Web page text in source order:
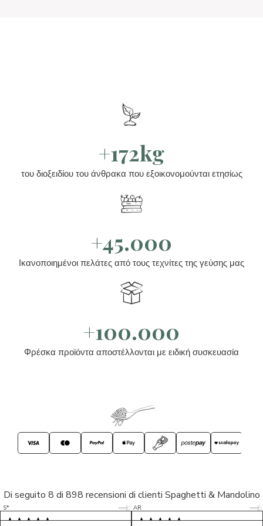
+172kg
του διοξειδίου του άνθρακα που εξοικονομούνται ετησίως
+45.000
Ικανοποιημένοι πελάτες από τους τεχνίτες της γεύσης μας
+100.000
Φρέσκα προϊόντα αποστέλλονται με ειδική συσκευασία
Di seguito 8 di 898 recensioni di clienti Spaghetti & Mandolino
S* 5/5
LP 5/5
AR 5/5
D* 5/5